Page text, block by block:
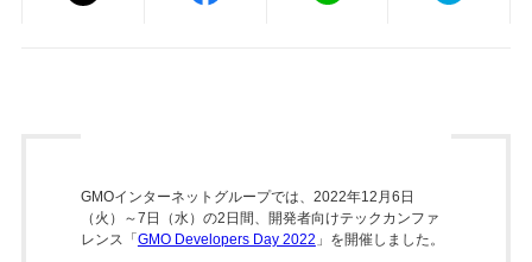
GMOインターネットグループでは、2022年12月6日
（火）～7日（水）の2日間、開発者向けテックカンファ
レンス「 GMO Developers Day 2022 」を開催しました。